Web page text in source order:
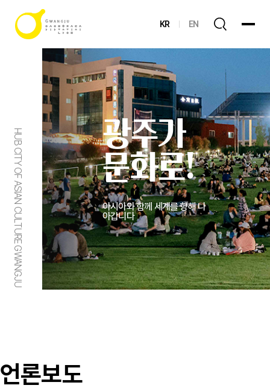
KR EN
HUB CITY OF ASIAN CULTURE GWANGJU
광주가
문화로!
아시아와 함께 세계를 향해 나
아갑니다
언론보도